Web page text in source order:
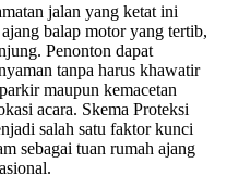
jalan yang ketat ini
balap motor yang tertib,
Penonton dapat
tanpa harus khawatir
maupun kemacetan
acara. Skema Proteksi
salah satu faktor kunci
sebagai tuan rumah ajang